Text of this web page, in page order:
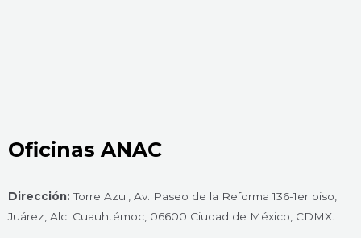
Oficinas ANAC
Dirección: Torre Azul, Av. Paseo de la Reforma 136-1er piso,
Juárez, Alc. Cuauhtémoc, 06600 Ciudad de México, CDMX.